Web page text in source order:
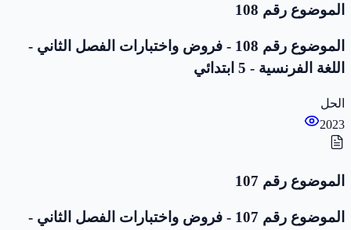
الموضوع رقم 108
الموضوع رقم 108 - فروض واختبارات الفصل الثاني -
اللغة الفرنسية - 5 ابتدائي
الحل
2023
الموضوع رقم 107
الموضوع رقم 107 - فروض واختبارات الفصل الثاني -